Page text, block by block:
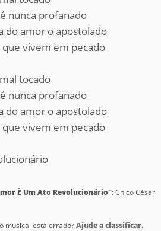
nunca profanado
do amor o apostolado
que vivem em pecado
tocado
nunca profanado
do amor o apostolado
que vivem em pecado
É Um Ato Revolucionário": Chico César
musical está errado?Ajude a classificar.